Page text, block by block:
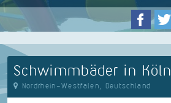
Schwimmbäder in Köln
Nordrhein-Westfalen, Deutschland